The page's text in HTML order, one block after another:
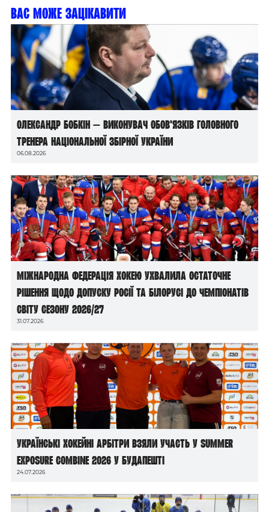
Вас може зацікавити
Олександр Бобкін — виконувач обов’язків головного
тренера національної збірної України
06.08.2026
Міжнародна федерація хокею ухвалила остаточне
рішення щодо допуску росії та білорусі до чемпіонатів
світу сезону 2026/27
31.07.2026
Українські хокейні арбітри взяли участь у Summer
Exposure Combine 2026 у Будапешті
24.07.2026